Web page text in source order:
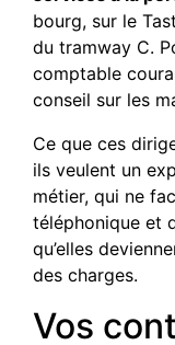
bourg, sur le
du tramway C.
comptable
conseil sur les
Ce que ces
ils veulent un
métier, qui ne
téléphonique et
qu’elles
des charges.
Vos